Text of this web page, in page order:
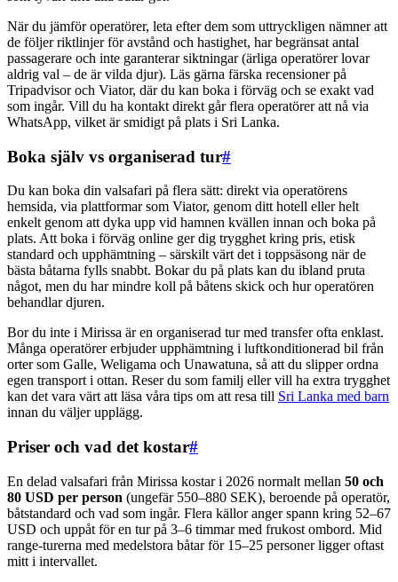
När du jämför operatörer, leta efter dem som uttryckligen nämner att
de följer riktlinjer för avstånd och hastighet, har begränsat antal
passagerare och inte garanterar siktningar (ärliga operatörer lovar
aldrig val – de är vilda djur). Läs gärna färska recensioner på
Tripadvisor och Viator, där du kan boka i förväg och se exakt vad
som ingår. Vill du ha kontakt direkt går flera operatörer att nå via
WhatsApp, vilket är smidigt på plats i Sri Lanka.
Boka själv vs organiserad tur#
Du kan boka din valsafari på flera sätt: direkt via operatörens
hemsida, via plattformar som Viator, genom ditt hotell eller helt
enkelt genom att dyka upp vid hamnen kvällen innan och boka på
plats. Att boka i förväg online ger dig trygghet kring pris, etisk
standard och upphämtning – särskilt värt det i toppsäsong när de
bästa båtarna fylls snabbt. Bokar du på plats kan du ibland pruta
något, men du har mindre koll på båtens skick och hur operatören
behandlar djuren.
Bor du inte i Mirissa är en organiserad tur med transfer ofta enklast.
Många operatörer erbjuder upphämtning i luftkonditionerad bil från
orter som Galle, Weligama och Unawatuna, så att du slipper ordna
egen transport i ottan. Reser du som familj eller vill ha extra trygghet
kan det vara värt att läsa våra tips om att resa till Sri Lanka med barn
innan du väljer upplägg.
Priser och vad det kostar#
En delad valsafari från Mirissa kostar i 2026 normalt mellan 50 och
80 USD per person (ungefär 550–880 SEK), beroende på operatör,
båtstandard och vad som ingår. Flera källor anger spann kring 52–67
USD och uppåt för en tur på 3–6 timmar med frukost ombord. Mid
range-turerna med medelstora båtar för 15–25 personer ligger oftast
mitt i intervallet.